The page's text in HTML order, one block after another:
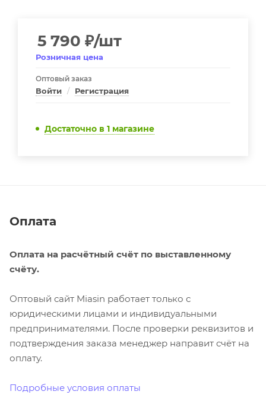
5 790 ₽/шт
Розничная цена
Оптовый заказ
Войти / Регистрация
Достаточно в 1 магазине
Оплата
Оплата на расчётный счёт по выставленному
счёту.
Оптовый сайт Miasin работает только с
юридическими лицами и индивидуальными
предпринимателями. После проверки реквизитов и
подтверждения заказа менеджер направит счёт на
оплату.
Подробные условия оплаты